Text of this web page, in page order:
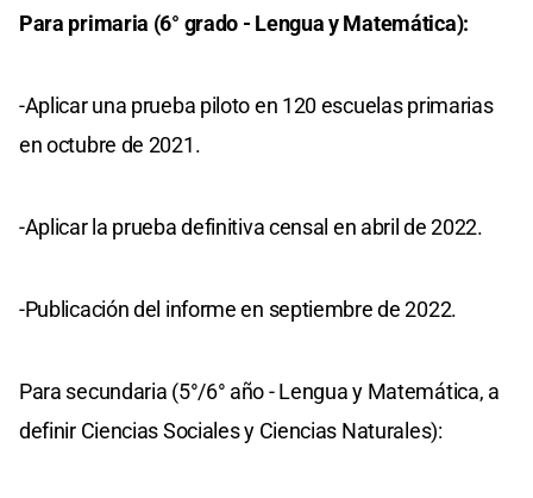
Para primaria (6° grado - Lengua y Matemática):
-Aplicar una prueba piloto en 120 escuelas primarias
en octubre de 2021.
-Aplicar la prueba definitiva censal en abril de 2022.
-Publicación del informe en septiembre de 2022.
Para secundaria (5°/6° año - Lengua y Matemática, a
definir Ciencias Sociales y Ciencias Naturales):